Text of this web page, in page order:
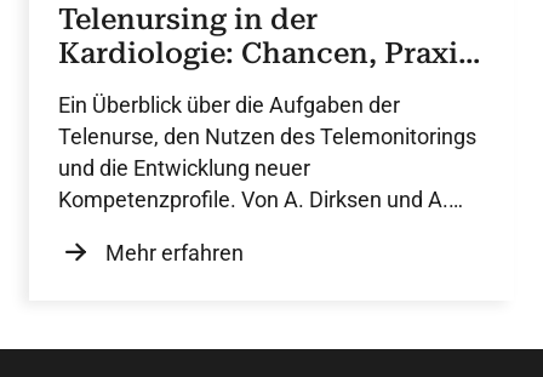
Telenursing in der
Kardiologie: Chancen, Praxis
und Perspektiven
Ein Überblick über die Aufgaben der
Telenurse, den Nutzen des Telemonitorings
und die Entwicklung neuer
Kompetenzprofile. Von A. Dirksen und A.
Mehr erfahren